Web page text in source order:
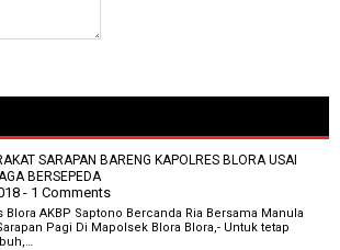
SARAPAN BARENG KAPOLRES BLORA USAI
BERSEPEDA
- 1 Comments
Blora AKBP Saptono Bercanda Ria Bersama Manula
Pagi Di Mapolsek Blora Blora,- Untuk tetap